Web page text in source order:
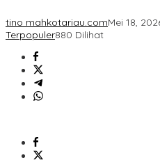
tino mahkotariau.comMei 18,
Terpopuler880 Dilihat